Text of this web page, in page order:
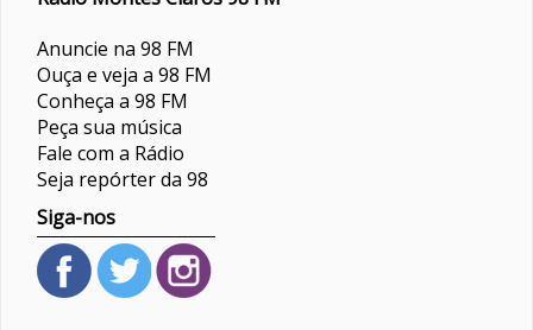
Anuncie na 98 FM
Ouça e veja a 98 FM
Conheça a 98 FM
Peça sua música
Fale com a Rádio
Seja repórter da 98
Siga-nos